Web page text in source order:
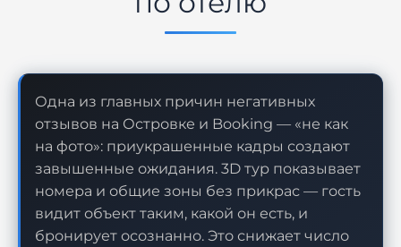
Одна из главных причин негативных
отзывов на Островке и Booking — «не как
на фото»: приукрашенные кадры создают
завышенные ожидания. 3D тур показывает
номера и общие зоны без прикрас — гость
видит объект таким, какой он есть, и
бронирует осознанно. Это снижает число